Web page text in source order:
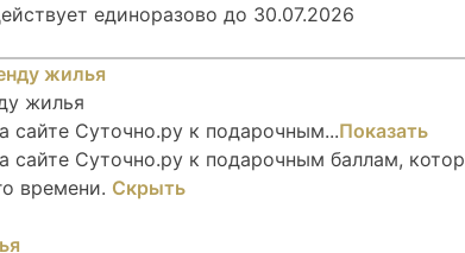
единоразово до 30.07.2026
жилья
сайте Суточно.ру к подарочным...Показать
сайте Суточно.ру к подарочным баллам,
времени. Скрыть